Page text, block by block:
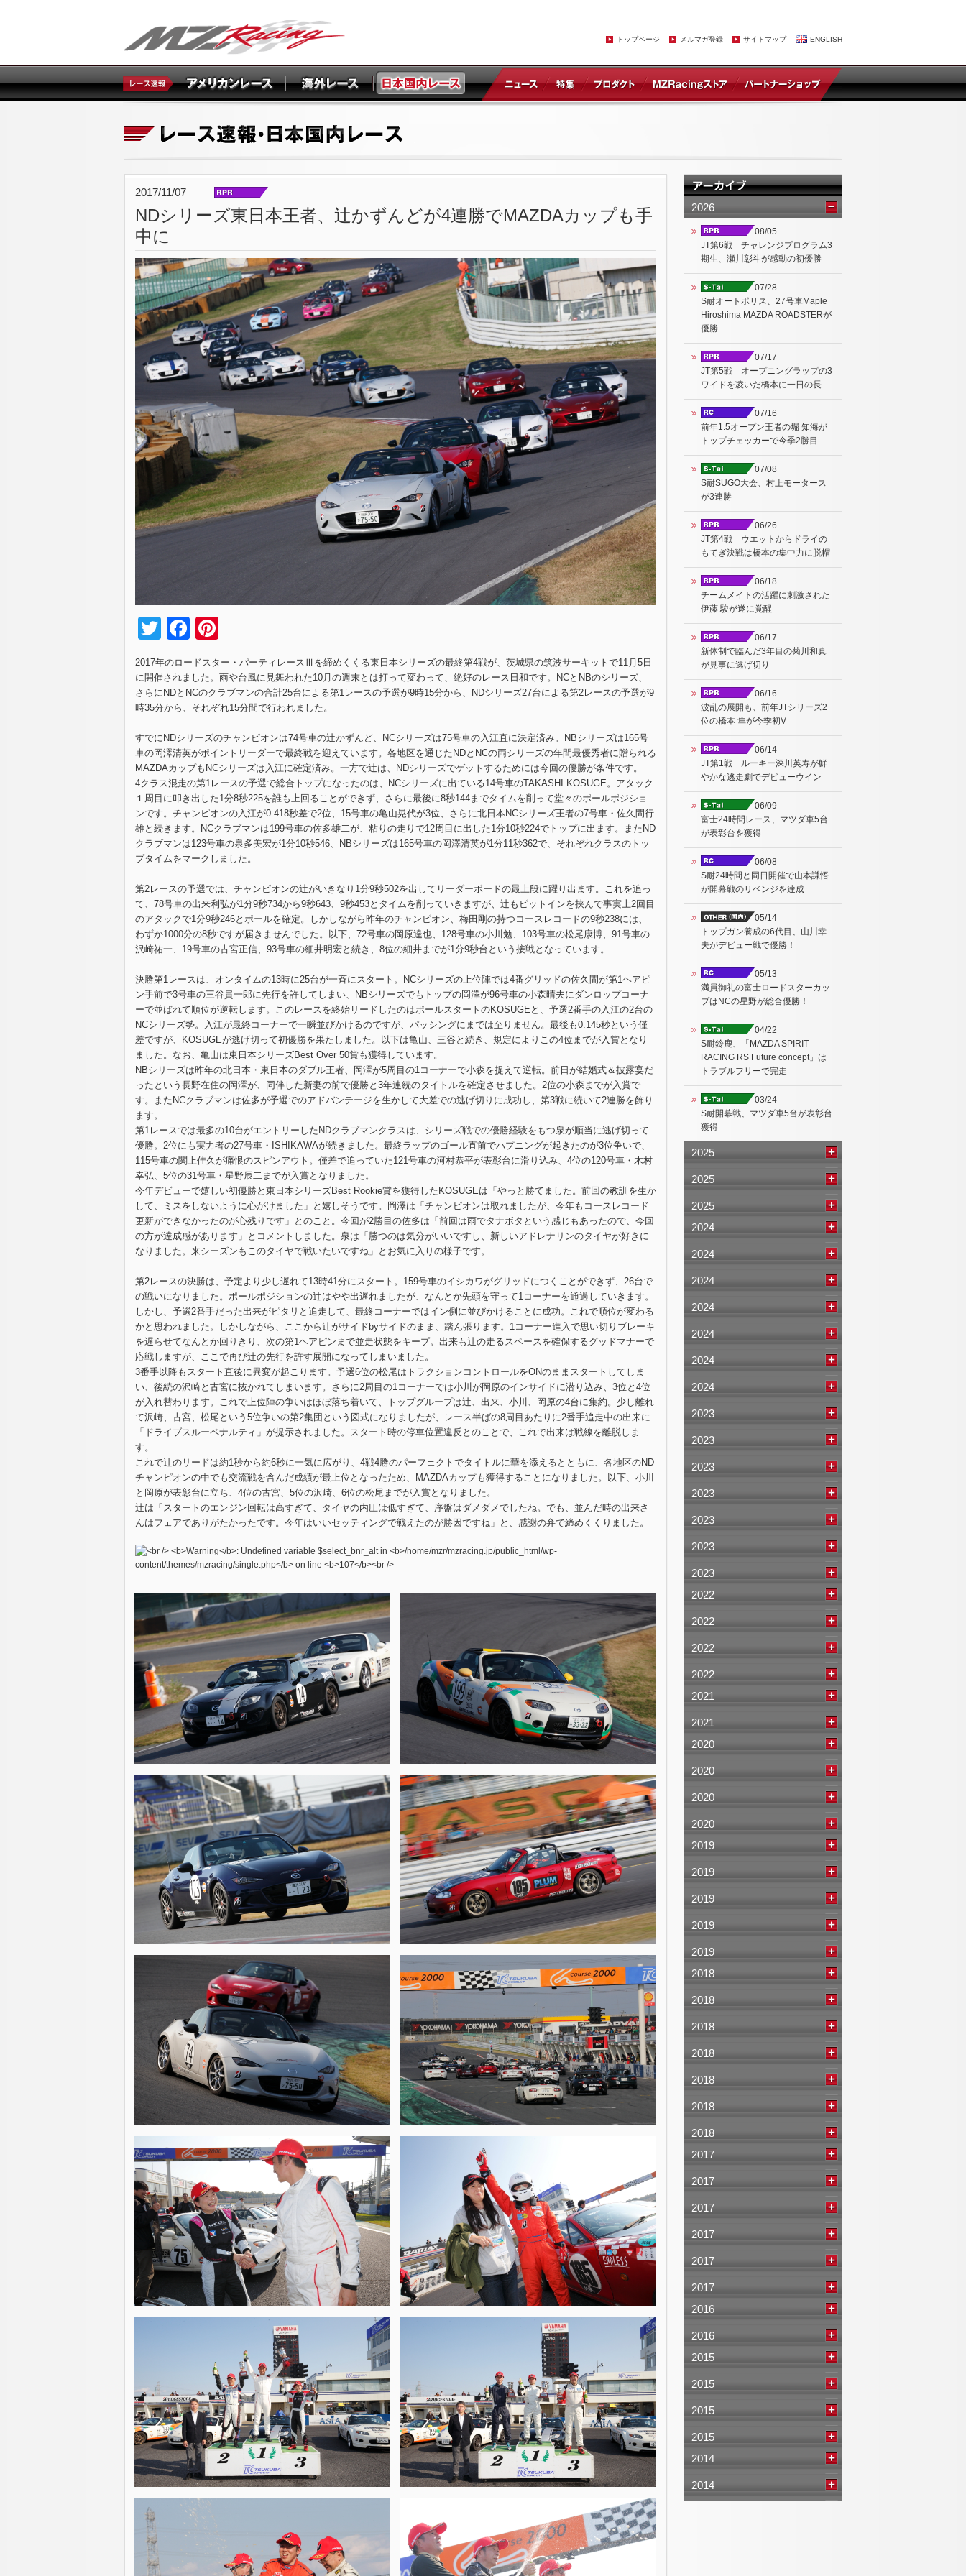
トップページ メルマガ登録 サイトマップ ENGLISH
2017/11/07
NDシリーズ東日本王者、辻かずんどが4連勝でMAZDAカップも手
中に
TwitterFacebook
2017年のロードスター・パーティレースⅢを締めくくる東日本シリーズの最終第4戦が、茨城県の筑波サーキットで11月5日
に開催されました。雨や台風に見舞われた10月の週末とは打って変わって、絶好のレース日和です。NCとNBのシリーズ、
さらにNDとNCのクラブマンの合計25台による第1レースの予選が9時15分から、NDシリーズ27台による第2レースの予選が9
時35分から、それぞれ15分間で行われました。
すでにNDシリーズのチャンピオンは74号車の辻かずんど、NCシリーズは75号車の入江直に決定済み。NBシリーズは165号
車の岡澤清英がポイントリーダーで最終戦を迎えています。各地区を通じたNDとNCの両シリーズの年間最優秀者に贈られる
MAZDAカップもNCシリーズは入江に確定済み。一方で辻は、NDシリーズでゲットするためには今回の優勝が条件です。
4クラス混走の第1レースの予選で総合トップになったのは、NCシリーズに出ている14号車のTAKASHI KOSUGE。アタック
１周目に叩き出した1分8秒225を誰も上回ることができず、さらに最後に8秒144までタイムを削って堂々のポールポジショ
ンです。チャンピオンの入江が0.418秒差で2位、15号車の亀山晃代が3位、さらに北日本NCシリーズ王者の7号車・佐久間行
雄と続きます。NCクラブマンは199号車の佐多雄二が、粘りの走りで12周目に出した1分10秒224でトップに出ます。またND
クラブマンは123号車の泉多美宏が1分10秒546、NBシリーズは165号車の岡澤清英が1分11秒362で、それぞれクラスのトッ
プタイムをマークしました。
第2レースの予選では、チャンピオンの辻がいきなり1分9秒502を出してリーダーボードの最上段に躍り出ます。これを追っ
て、78号車の出来利弘が1分9秒734から9秒643、9秒453とタイムを削っていきますが、辻もピットインを挟んで事実上2回目
のアタックで1分9秒246とポールを確定。しかしながら昨年のチャンピオン、梅田剛の持つコースレコードの9秒238には、
わずか1000分の8秒ですが届きませんでした。以下、72号車の岡原達也、128号車の小川勉、103号車の松尾康博、91号車の
沢崎祐一、19号車の古宮正信、93号車の細井明宏と続き、8位の細井までが1分9秒台という接戦となっています。
決勝第1レースは、オンタイムの13時に25台が一斉にスタート。NCシリーズの上位陣では4番グリッドの佐久間が第1ヘアピ
ン手前で3号車の三谷貴一郎に先行を許してしまい、NBシリーズでもトップの岡澤が96号車の小森晴夫にダンロップコーナ
ーで並ばれて順位が逆転します。このレースを終始リードしたのはポールスタートのKOSUGEと、予選2番手の入江の2台の
NCシリーズ勢。入江が最終コーナーで一瞬並びかけるのですが、パッシングにまでは至りません。最後も0.145秒という僅
差ですが、KOSUGEが逃げ切って初優勝を果たしました。以下は亀山、三谷と続き、規定によりこの4位までが入賞となり
ました。なお、亀山は東日本シリーズBest Over 50賞も獲得しています。
NBシリーズは昨年の北日本・東日本のダブル王者、岡澤が5周目の1コーナーで小森を捉えて逆転。前日が結婚式＆披露宴だ
ったという長野在住の岡澤が、同伴した新妻の前で優勝と3年連続のタイトルを確定させました。2位の小森までが入賞で
す。またNCクラブマンは佐多が予選でのアドバンテージを生かして大差での逃げ切りに成功し、第3戦に続いて2連勝を飾り
ます。
第1レースでは最多の10台がエントリーしたNDクラブマンクラスは、シリーズ戦での優勝経験をもつ泉が順当に逃げ切って
優勝。2位にも実力者の27号車・ISHIKAWAが続きました。最終ラップのゴール直前でハプニングが起きたのが3位争いで、
115号車の関上佳久が痛恨のスピンアウト。僅差で追っていた121号車の河村恭平が表彰台に滑り込み、4位の120号車・木村
幸弘、5位の31号車・星野辰二までが入賞となりました。
今年デビューで嬉しい初優勝と東日本シリーズBest Rookie賞を獲得したKOSUGEは「やっと勝てました。前回の教訓を生か
して、ミスをしないように心がけました」と嬉しそうです。岡澤は「チャンピオンは取れましたが、今年もコースレコード
更新ができなかったのが心残りです」とのこと。今回が2勝目の佐多は「前回は雨でタナボタという感じもあったので、今回
の方が達成感があります」とコメントしました。泉は「勝つのは気分がいいですし、新しいアドレナリンのタイヤが好きに
なりました。来シーズンもこのタイヤで戦いたいですね」とお気に入りの様子です。
第2レースの決勝は、予定より少し遅れて13時41分にスタート。159号車のイシカワがグリッドにつくことができず、26台で
の戦いになりました。ポールポジションの辻はやや出遅れましたが、なんとか先頭を守って1コーナーを通過していきます。
しかし、予選2番手だった出来がピタリと追走して、最終コーナーではイン側に並びかけることに成功。これで順位が変わる
かと思われました。しかしながら、ここから辻がサイドbyサイドのまま、踏ん張ります。1コーナー進入で思い切りブレーキ
を遅らせてなんとか回りきり、次の第1ヘアピンまで並走状態をキープ。出来も辻の走るスペースを確保するグッドマナーで
応戦しますが、ここで再び辻の先行を許す展開になってしまいました。
3番手以降もスタート直後に異変が起こります。予選6位の松尾はトラクションコントロールをONのままスタートしてしま
い、後続の沢崎と古宮に抜かれてしまいます。さらに2周目の1コーナーでは小川が岡原のインサイドに潜り込み、3位と4位
が入れ替わります。これで上位陣の争いはほぼ落ち着いて、トップグループは辻、出来、小川、岡原の4台に集約。少し離れ
て沢崎、古宮、松尾という5位争いの第2集団という図式になりましたが、レース半ばの8周目あたりに2番手追走中の出来に
「ドライブスルーペナルティ」が提示されました。スタート時の停車位置違反とのことで、これで出来は戦線を離脱しま
す。
これで辻のリードは約1秒から約6秒に一気に広がり、4戦4勝のパーフェクトでタイトルに華を添えるとともに、各地区のND
チャンピオンの中でも交流戦を含んだ成績が最上位となったため、MAZDAカップも獲得することになりました。以下、小川
と岡原が表彰台に立ち、4位の古宮、5位の沢崎、6位の松尾までが入賞となりました。
辻は「スタートのエンジン回転は高すぎて、タイヤの内圧は低すぎて、序盤はダメダメでしたね。でも、並んだ時の出来さ
んはフェアでありがたかったです。今年はいいセッティングで戦えたのが勝因ですね」と、感謝の弁で締めくくりました。
2026
08/05
JT第6戦 チャレンジプログラム3
期生、瀬川彰斗が感動の初優勝
07/28
S耐オートポリス、27号車Maple
Hiroshima MAZDA ROADSTERが
優勝
07/17
JT第5戦 オープニングラップの3
ワイドを凌いだ橋本に一日の長
07/16
前年1.5オープン王者の堀 知海が
トップチェッカーで今季2勝目
07/08
S耐SUGO大会、村上モータース
が3連勝
06/26
JT第4戦 ウエットからドライの
もてぎ決戦は橋本の集中力に脱帽
06/18
チームメイトの活躍に刺激された
伊藤 駿が遂に覚醒
06/17
新体制で臨んだ3年目の菊川和真
が見事に逃げ切り
06/16
波乱の展開も、前年JTシリーズ2
位の橋本 隼が今季初V
06/14
JT第1戦 ルーキー深川英寿が鮮
やかな逃走劇でデビューウイン
06/09
富士24時間レース、マツダ車5台
が表彰台を獲得
06/08
S耐24時間と同日開催で山本謙悟
が開幕戦のリベンジを達成
05/14
トップガン養成の6代目、山川幸
夫がデビュー戦で優勝！
05/13
満員御礼の富士ロードスターカッ
プはNCの星野が総合優勝！
04/22
S耐鈴鹿、「MAZDA SPIRIT
RACING RS Future concept」は
トラブルフリーで完走
03/24
S耐開幕戦、マツダ車5台が表彰台
獲得
2025
2025
2025
2024
2024
2024
2024
2024
2024
2024
2023
2023
2023
2023
2023
2023
2023
2022
2022
2022
2022
2021
2021
2020
2020
2020
2020
2019
2019
2019
2019
2019
2018
2018
2018
2018
2018
2018
2018
2017
2017
2017
2017
2017
2017
2016
2016
2015
2015
2015
2015
2014
2014